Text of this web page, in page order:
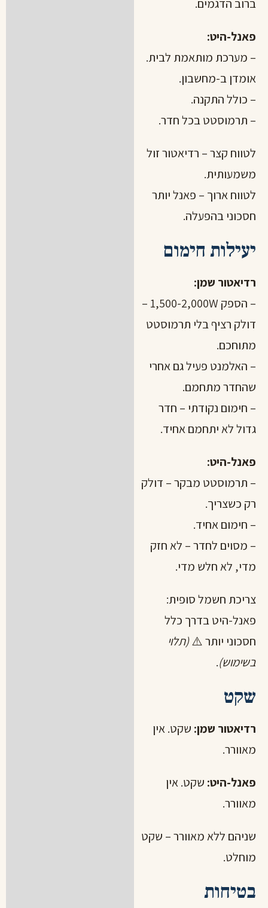
ברוב הדגמים.
פאנל-היט:
– מערכת מותאמת לבית.
אומדן ב-מחשבון.
– כולל התקנה.
– תרמוסטט בכל חדר.
לטווח קצר – רדיאטור זול
משמעותית.
לטווח ארוך – פאנל יותר
חסכוני בהפעלה.
יעילות חימום
רדיאטור שמן:
– הספק 1,500-2,000W –
דולק רציף בלי תרמוסטט
מתוחכם.
– האלמנט פעיל גם אחרי
שהחדר מתחמם.
– חימום נקודתי – חדר
גדול לא יתחמם אחיד.
פאנל-היט:
– תרמוסטט מבקר – דולק
רק כשצריך.
– חימום אחיד.
– מסוים לחדר – לא חזק
מדי, לא חלש מדי.
צריכת חשמל סופית:
פאנל-היט בדרך כלל
חסכוני יותר ⚠️(תלוי
בשימוש).
שקט
רדיאטור שמן: שקט. אין
מאוורר.
פאנל-היט: שקט. אין
מאוורר.
שניהם ללא מאוורר – שקט
מוחלט.
בטיחות